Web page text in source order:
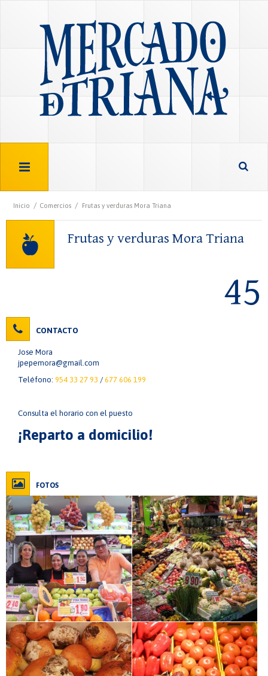
Inicio / Comercios / Frutas y verduras Mora Triana
Frutas y verduras Mora Triana
45
CONTACTO
Jose Mora
jpepemora@gmail.com
Teléfono: 954 33 27 93 / 677 606 199
Consulta el horario con el puesto
¡Reparto a domicilio!
FOTOS